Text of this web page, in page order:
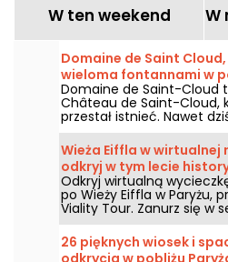
W ten weekend W
Domaine de Saint
wieloma fontannami w
Domaine de Saint-Cloud
Château de Saint-Cloud,
przestał istnieć. Nawet
miejsce pozostaje
w codziennym życiu
i miłośników Paryża. Ten
hektarowy park, wpisany
ogrodów, oferuje
przez cały rok.
Wieża Eiffla w wirtualnej
odkryj w tym lecie
Viality Tour
Odkryj wirtualną
po Wieży Eiffla w Paryżu,
Viality Tour. Zanurz się w
de Mars i przeżyj
uroczyste otwarcie Damy
roku. Nowa wersja,
26 pięknych wiosek i